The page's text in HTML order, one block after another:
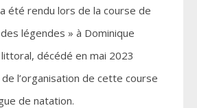
été rendu lors de la course de
légendes » à Dominique
littoral, décédé en mai 2023
l’organisation de cette course
de natation.